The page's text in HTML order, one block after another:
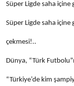
Süper Ligde saha içine
Süper Ligde saha içine
çekmesi!..
Dünya, “Türk
“Türkiye’de kim